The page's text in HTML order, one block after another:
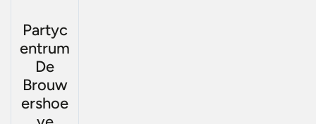
Partyc
entrum
De
Brouw
ershoe